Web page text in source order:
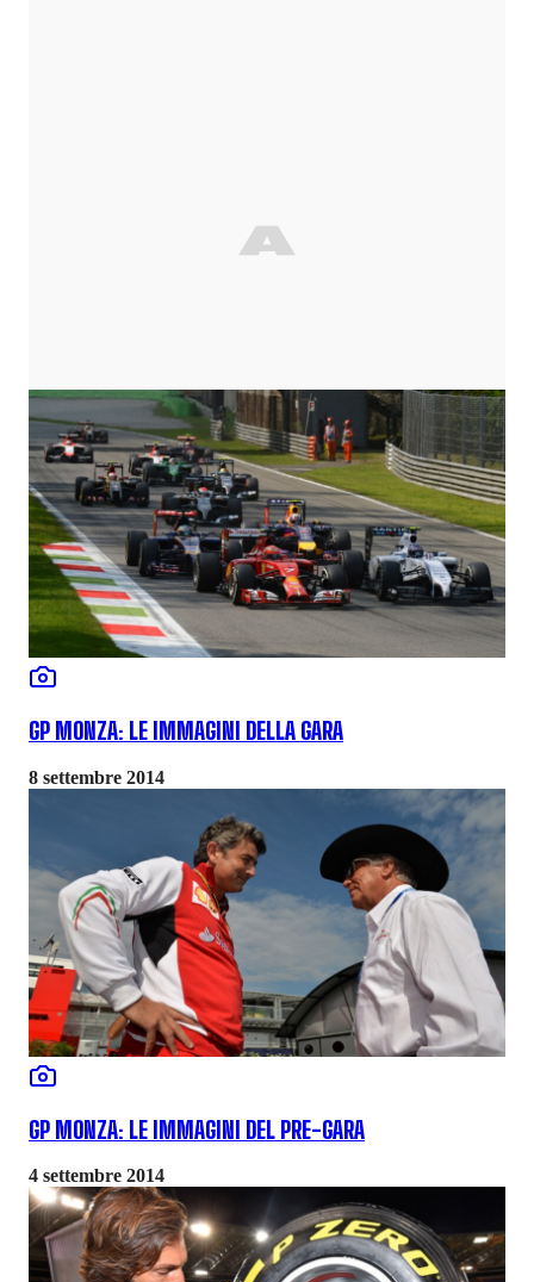
GP MONZA: LE IMMAGINI DELLA GARA
8 settembre 2014
GP MONZA: LE IMMAGINI DEL PRE-GARA
4 settembre 2014